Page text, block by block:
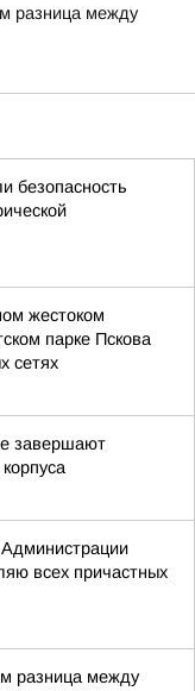
разница между
безопасность
жестоком
парке Пскова
сетях
завершают
всех причастных
разница между